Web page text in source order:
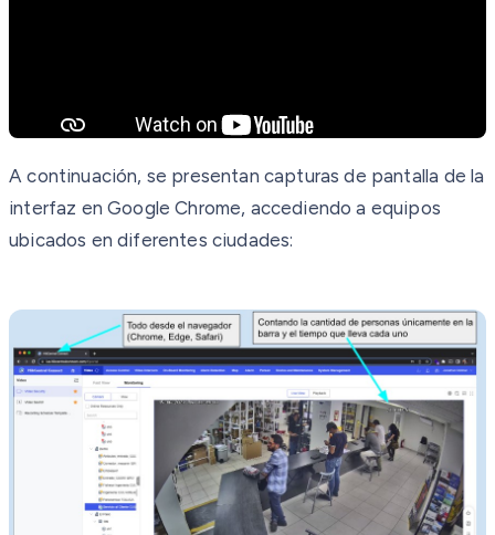
A continuación, se presentan capturas de pantalla de la
interfaz en Google Chrome, accediendo a equipos
ubicados en diferentes ciudades: